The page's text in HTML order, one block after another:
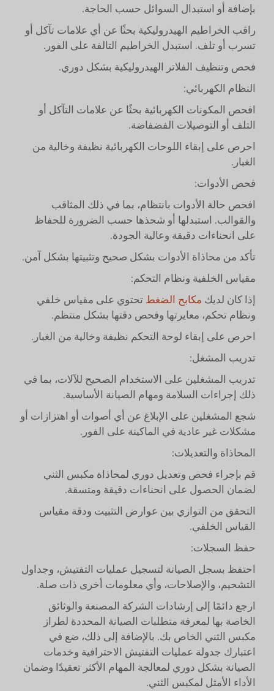
بإضافة أو استبدال السوائل حسب الحاجة.
راقب الخراطيم الهيدروليكية بحثًا عن أي علامات تآكل أو
تسرب أو تلف. استبدل الخراطيم التالفة على الفور.
فحص وتنظيف الفلاتر الهيدروليكية بشكل دوري.
النظام الكهربائي:
افحص المكونات الكهربائية بحثًا عن علامات التآكل أو
التلف أو التوصيلات الفضفاضة.
احرص على إبقاء اللوحات الكهربائية نظيفة وخالية من
الغبار.
فحص الأدوات:
افحص حالة الأدوات بانتظام، بما في ذلك المثاقب
والقوالب. استبدلها أو شحذها حسب الضرورة للحفاظ
على انحناءات دقيقة وعالية الجودة.
تأكد من محاذاة الأدوات بشكل صحيح وتثبيتها بشكل آمن.
مقياس الخلفية ونظام التحكم:
إذا كان لديك مكابح الضغط تحتوي على مقياس خلفي
ونظام تحكم، معايرتها وفحص دقتها بشكل منتظم.
احرص على إبقاء لوحة التحكم نظيفة وخالية من الغبار.
تدريب المشغل:
تدريب المشغلين على الاستخدام الصحيح للآلات، بما في
ذلك إجراءات السلامة ومهام الصيانة الأساسية.
شجع المشغلين على الإبلاغ عن أي أصوات أو اهتزازات أو
مشكلات غير عادية في الماكينة على الفور.
المحاذاة والتعديلات:
قم بإجراء فحص وتعديل دوري لمحاذاة مكبس الثني
لضمان الحصول على انحناءات دقيقة ومتسقة.
التحقق من التوازي بين عوارض التثبيت ودقة مقياس
القياس الخلفي.
حفظ السجلات:
احتفظ بسجل الصيانة لتسجيل عمليات التفتيش، وجداول
التشحيم، والإصلاحات، وأي معلومات أخرى ذات صلة.
ارجع دائمًا إلى إرشادات الشركة المصنعة والوثائق
الخاصة بها لمعرفة متطلبات الصيانة المحددة لطراز
مكبس الثني الخاص بك. بالإضافة إلى ذلك، ضع في
اعتبارك جدولة عمليات التفتيش الاحترافية وخدمات
الصيانة بشكل دوري لمعالجة المهام الأكثر تعقيدًا وضمان
الأداء الأمثل لمكبس الثني.